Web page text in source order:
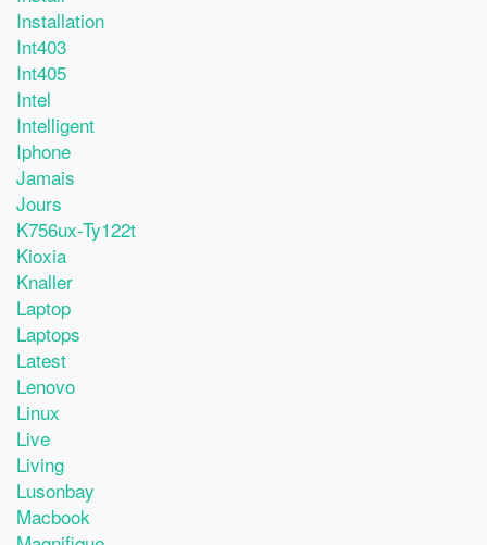
Installation
Int403
Int405
Intel
Intelligent
Iphone
Jamais
Jours
K756ux-Ty122t
Kioxia
Knaller
Laptop
Laptops
Latest
Lenovo
Linux
Live
Living
Lusonbay
Macbook